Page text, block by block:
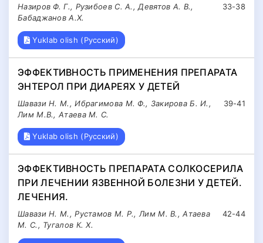
33-38
Назиров Ф. Г., Рузибоев С. А., Девятов А. В.,
Бабаджанов А.Х.
Yuklab olish (Русский)
ЭФФЕКТИВНОСТЬ ПРИМЕНЕНИЯ ПРЕПАРАТА
ЭНТЕРОЛ ПРИ ДИАРЕЯХ У ДЕТЕЙ
39-41
Шавази Н. М., Ибрагимова М. Ф., Закирова Б. И.,
Лим М.В., Атаева М. С.
Yuklab olish (Русский)
ЭФФЕКТИВНОСТЬ ПРЕПАРАТА СОЛКОСЕРИЛА
ПРИ ЛЕЧЕНИИ ЯЗВЕННОЙ БОЛЕЗНИ У ДЕТЕЙ.
ЛЕЧЕНИЯ.
42-44
Шавази Н. М., Рустамов М. Р., Лим М. В., Атаева
М. С., Тугалов К. Х.